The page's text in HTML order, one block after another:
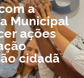
a
Municipal
ações
cidadã